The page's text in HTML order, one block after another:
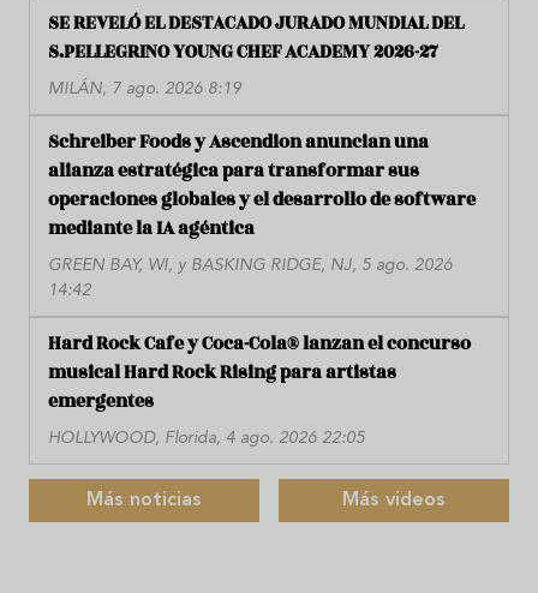
SE REVELÓ EL DESTACADO JURADO MUNDIAL DEL
S.PELLEGRINO YOUNG CHEF ACADEMY 2026-27
MILÁN, 7 ago. 2026 8:19
Schreiber Foods y Ascendion anuncian una
alianza estratégica para transformar sus
operaciones globales y el desarrollo de software
mediante la IA agéntica
GREEN BAY, WI, y BASKING RIDGE, NJ, 5 ago. 2026
14:42
Hard Rock Cafe y Coca-Cola® lanzan el concurso
musical Hard Rock Rising para artistas
emergentes
HOLLYWOOD, Florida, 4 ago. 2026 22:05
Más noticias Más videos